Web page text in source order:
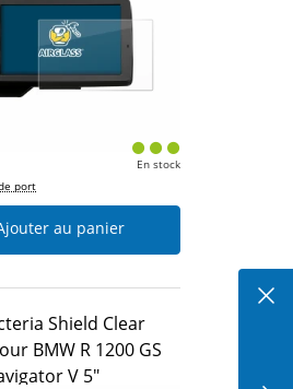
port
En stock
au panier
Shield Clear
BMW R 1200 GS
V 5"